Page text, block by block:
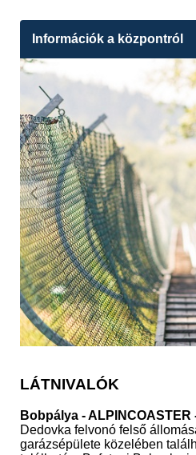
Információk a központról
LÁTNIVALÓK
Bobpálya - ALPINCOASTER
Dedovka felvonó felső
garázsépülete közelében